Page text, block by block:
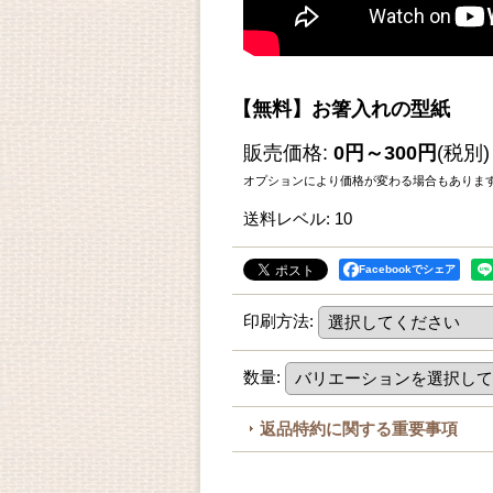
【無料】お箸入れの型紙
販売価格: 0円～300円(税別)
オプションにより価格が変わる場合もありま
送料レベル: 10
Facebookでシェア
印刷方法:
数量:
返品特約に関する重要事項